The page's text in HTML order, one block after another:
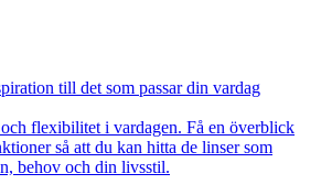
till det som passar din vardag
flexibilitet i vardagen. Få en överblick
så att du kan hitta de linser som
behov och din livsstil.